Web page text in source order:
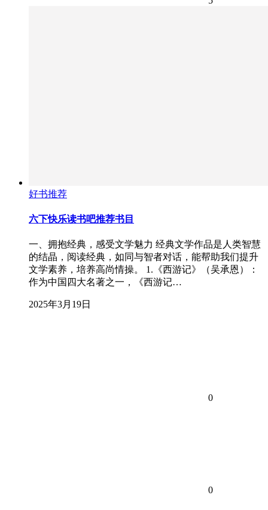
好书推荐
六下快乐读书吧推荐书目
一、拥抱经典，感受文学魅力 经典文学作品是人类智慧
的结晶，阅读经典，如同与智者对话，能帮助我们提升
文学素养，培养高尚情操。 1.《西游记》（吴承恩）：
作为中国四大名著之一，《西游记…
2025年3月19日
0
0